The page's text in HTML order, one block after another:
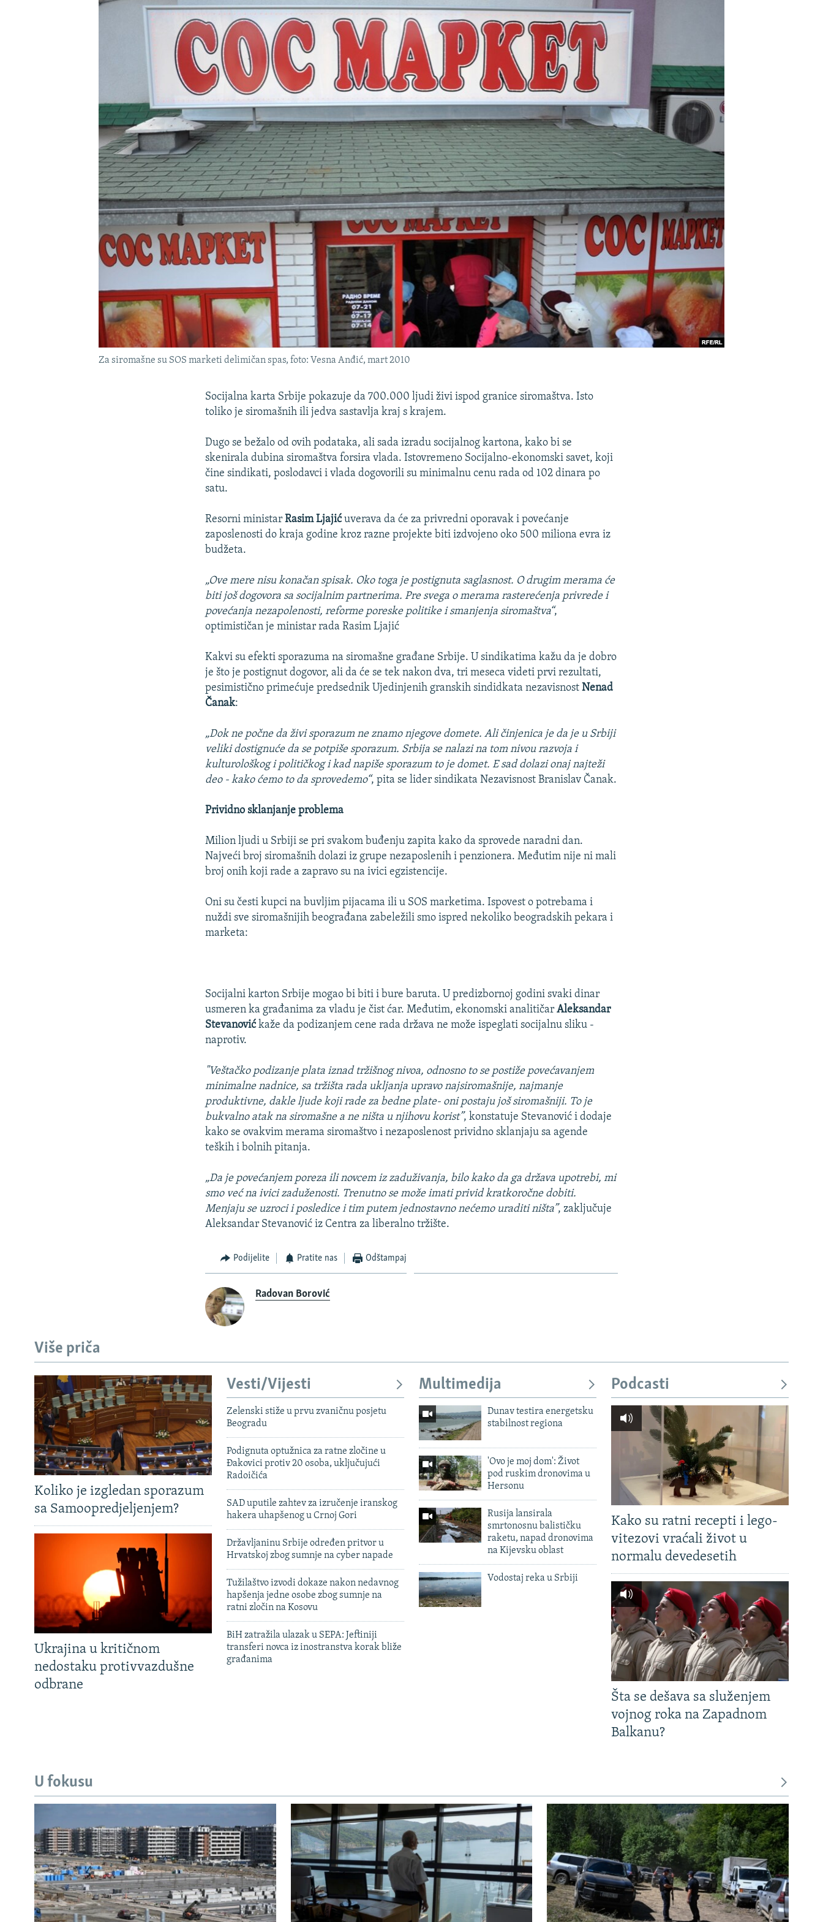
POPLAVE I KLIZIŠTA U BIH 2024.
TRI DECENIJE OD RATA U BIH
NASTANAK I RASPAD JUGOSLAVIJE
Za siromašne su SOS marketi delimičan spas, foto: Vesna Anđić, mart 2010
Socijalna karta Srbije pokazuje da 700.000 ljudi živi ispod granice siromaštva. Isto
toliko je siromašnih ili jedva sastavlja kraj s krajem.
Dugo se bežalo od ovih podataka, ali sada izradu socijalnog kartona, kako bi se
skenirala dubina siromaštva forsira vlada. Istovremeno Socijalno-ekonomski savet, koji
čine sindikati, poslodavci i vlada dogovorili su minimalnu cenu rada od 102 dinara po
satu.
Resorni ministarRasim Ljajićuverava da će za privredni oporavak i povećanje
zaposlenosti do kraja godine kroz razne projekte biti izdvojeno oko 500 miliona evra iz
budžeta.
„Ove mere nisu konačan spisak. Oko toga je postignuta saglasnost. O drugim merama će
biti još dogovora sa socijalnim partnerima. Pre svega o merama rasterećenja privrede i
povećanja nezapolenosti, reforme poreske politike i smanjenja siromaštva“,
optimističan je ministar rada Rasim Ljajić
Kakvi su efekti sporazuma na siromašne građane Srbije. U sindikatima kažu da je dobro
je što je postignut dogovor, ali da će se tek nakon dva, tri meseca videti prvi rezultati,
pesimistično primećuje predsednik Ujedinjenih granskih sindidkata nezavisnost Nenad
Čanak:
„Dok ne počne da živi sporazum ne znamo njegove domete. Ali činjenica je da je u Srbiji
veliki dostignuće da se potpiše sporazum. Srbija se nalazi na tom nivou razvoja i
kulturološkog i političkog i kad napiše sporazum to je domet. E sad dolazi onaj najteži
deo - kako ćemo to da sprovedemo“, pita se lider sindikata Nezavisnost Branislav Čanak.
Prividno sklanjanje problema
Milion ljudi u Srbiji se pri svakom buđenju zapita kako da sprovede naradni dan.
Najveći broj siromašnih dolazi iz grupe nezaposlenih i penzionera. Međutim nije ni mali
broj onih koji rade a zapravo su na ivici egzistencije.
Oni su česti kupci na buvljim pijacama ili u SOS marketima. Ispovest o potrebama i
nuždi sve siromašnijih beograđana zabeležili smo ispred nekoliko beogradskih pekara i
marketa:
Socijalni karton Srbije mogao bi biti i bure baruta. U predizbornoj godini svaki dinar
usmeren ka građanima za vladu je čist ćar. Međutim, ekonomski analitičarAleksandar
Stevanovićkaže da podizanjem cene rada država ne može ispeglati socijalnu sliku -
naprotiv.
"Veštačko podizanje plata iznad tržišnog nivoa, odnosno to se postiže povećavanjem
minimalne nadnice, sa tržišta rada ukljanja upravo najsiromašnije, najmanje
produktivne, dakle ljude koji rade za bedne plate- oni postaju još siromašniji. To je
bukvalno atak na siromašne a ne ništa u njihovu korist”, konstatuje Stevanović i dodaje
kako se ovakvim merama siromaštvo i nezaposlenost prividno sklanjaju sa agende
teških i bolnih pitanja.
„Da je povećanjem poreza ili novcem iz zaduživanja, bilo kako da ga država upotrebi, mi
smo već na ivici zaduženosti. Trenutno se može imati privid kratkoročne dobiti.
Menjaju se uzroci i posledice i tim putem jednostavno nećemo uraditi ništa”, zaključuje
Aleksandar Stevanović iz Centra za liberalno tržište.
Podijelite Pratite nas Odštampaj
Radovan Borović
Više priča
Koliko je izgledan sporazum
sa Samoopredjeljenjem?
Ukrajina u kritičnom
nedostaku protivvazdušne
odbrane
Vesti/Vijesti
Zelenski stiže u prvu zvaničnu posjetu
Beogradu
Podignuta optužnica za ratne zločine u
Đakovici protiv 20 osoba, uključujući
Radoičića
SAD uputile zahtev za izručenje iranskog
hakera uhapšenog u Crnoj Gori
Državljaninu Srbije određen pritvor u
Hrvatskoj zbog sumnje na cyber napade
Tužilaštvo izvodi dokaze nakon nedavnog
hapšenja jedne osobe zbog sumnje na
ratni zločin na Kosovu
BiH zatražila ulazak u SEPA: Jeftiniji
transferi novca iz inostranstva korak bliže
građanima
Multimedija
Dunav testira energetsku
stabilnost regiona
'Ovo je moj dom': Život
pod ruskim dronovima u
Hersonu
Rusija lansirala
smrtonosnu balističku
raketu, napad dronovima
na Kijevsku oblast
Vodostaj reka u Srbiji
Podcasti
Kako su ratni recepti i lego-
vitezovi vraćali život u
normalu devedesetih
Šta se dešava sa služenjem
vojnog roka na Zapadnom
Balkanu?
U fokusu